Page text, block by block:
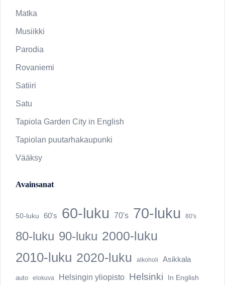
Matka
Musiikki
Parodia
Rovaniemi
Satiiri
Satu
Tapiola Garden City in English
Tapiolan puutarhakaupunki
Vääksy
Avainsanat
50-luku 60's 60-luku 70's 70-luku 80's
80-luku 90-luku 2000-luku
2010-luku 2020-luku alkoholi Asikkala
auto elokuva Helsingin yliopisto Helsinki In English